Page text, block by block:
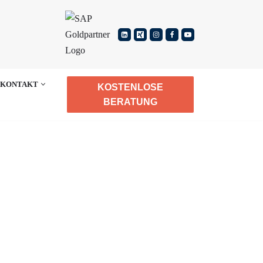
KONTAKT
KOSTENLOSE
BERATUNG